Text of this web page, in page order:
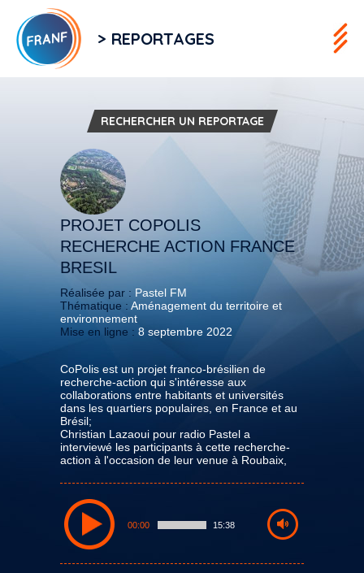
> REPORTAGES
RECHERCHER UN REPORTAGE
PROJET COPOLIS
RECHERCHE ACTION FRANCE
BRESIL
Réalisée par : Pastel FM
Thématique : Aménagement du territoire et
environnement
Mise en ligne : 8 septembre 2022
CoPolis est un projet franco-brésilien de
recherche-action qui s'intéresse aux
collaborations entre habitants et universités
dans les quartiers populaires, en France et au
Brésil;
Christian Lazaoui pour radio Pastel a
interviewé les participants à cette recherche-
action à l'occasion de leur venue à Roubaix,
00:00 15:38